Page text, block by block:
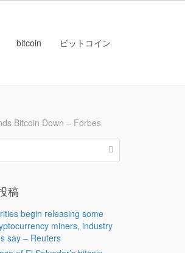
bitcoin ビットコイン
Bitcoin Down – Forbes
稿
begin releasing some
miners, industry
say – Reuters